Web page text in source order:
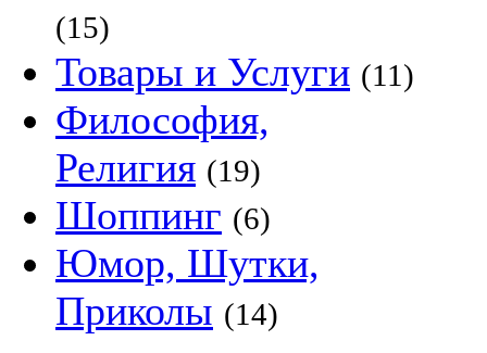
(15)
Товары и Услуги (11)
Философия,
Религия (19)
Шоппинг (6)
Юмор, Шутки,
Приколы (14)